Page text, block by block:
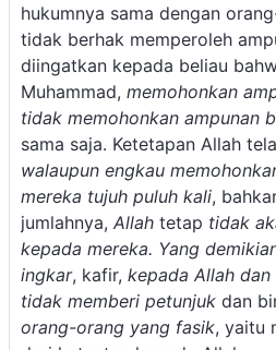
hukumnya sama dengan
tidak berhak memperoleh
diingatkan kepada beliau
Muhammad, memohonkan
tidak memohonkan ampunan
sama saja. Ketetapan Allah
walaupun engkau
mereka tujuh puluh kali,
jumlahnya, Allah tetap tidak
kepada mereka. Yang
ingkar, kafir, kepada Allah dan
tidak memberi petunjuk dan
orang-orang yang fasik, yaitu